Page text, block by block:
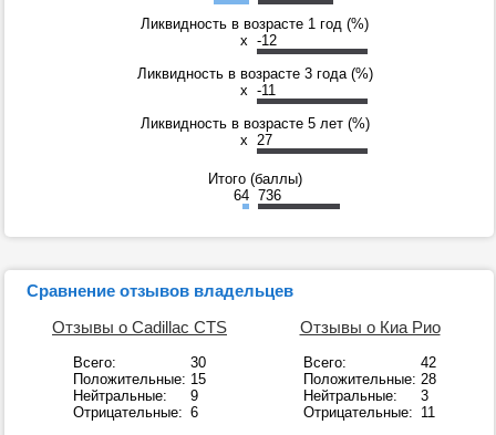
Ликвидность в возрасте 1 год (%)
x -12
Ликвидность в возрасте 3 года (%)
x -11
Ликвидность в возрасте 5 лет (%)
x
27
Итого (баллы)
64 736
Сравнение отзывов владельцев
Отзывы о Cadillac CTS
Всего:
30
Положительные: 15
Нейтральные:
9
Отрицательные: 6
Отзывы о Киа Рио
Всего:
42
Положительные: 28
Нейтральные:
3
Отрицательные: 11